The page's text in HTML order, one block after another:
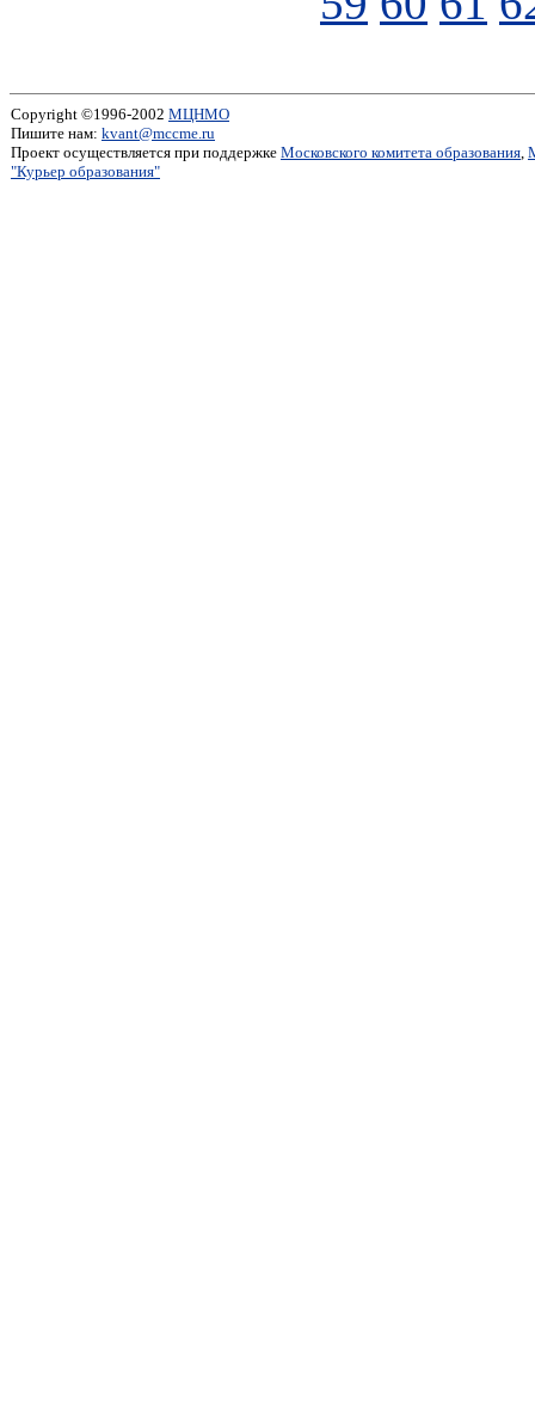
Copyright ©1996-2002 МЦНМО
Пишите нам: kvant@mccme.ru
Проект осуществляется при поддержке Московского комитета образования,
"Курьер образования"